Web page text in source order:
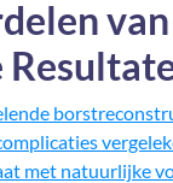
met natuurlijke